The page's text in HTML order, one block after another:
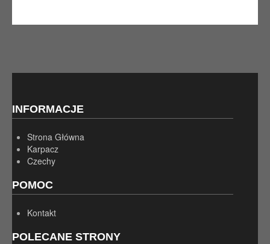
INFORMACJE
Strona Główna
Karpacz
Czechy
POMOC
Kontakt
POLECANE STRONY